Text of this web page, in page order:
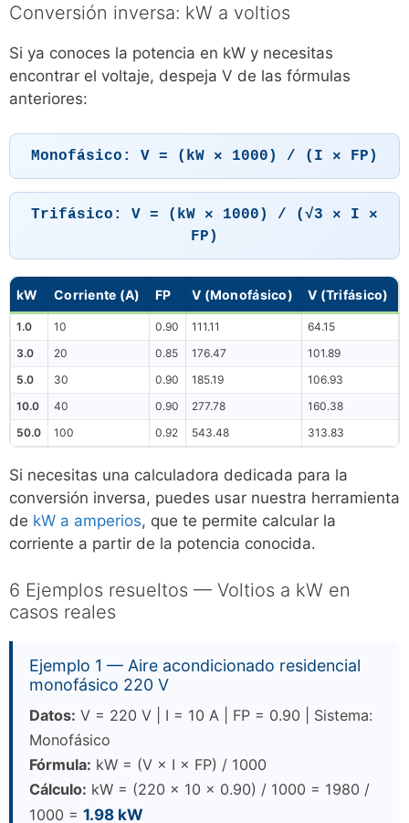
Conversión inversa: kW a voltios
Si ya conoces la potencia en kW y necesitas
encontrar el voltaje, despeja V de las fórmulas
anteriores:
Monofásico: V = (kW × 1000) / (I × FP)
Trifásico: V = (kW × 1000) / (√3 × I ×
FP)
kW Corriente (A) FP V (Monofásico) V (Trifásico)
1.0 10 0.90 111.11
64.15
3.0
20 0.85 176.47
101.89
5.0
30 0.90 185.19
106.93
10.0
40 0.90 277.78
160.38
50.0
100 0.92 543.48 313.83
Si necesitas una calculadora dedicada para la
conversión inversa, puedes usar nuestra herramienta
de kW a amperios, que te permite calcular la
corriente a partir de la potencia conocida.
6 Ejemplos resueltos — Voltios a kW en
casos reales
Ejemplo 1 — Aire acondicionado residencial
monofásico 220 V
Datos: V = 220 V | I = 10 A | FP = 0.90 | Sistema:
Monofásico
Fórmula: kW = (V × I × FP) / 1000
Cálculo: kW = (220 × 10 × 0.90) / 1000 = 1980 /
1000 = 1.98 kW